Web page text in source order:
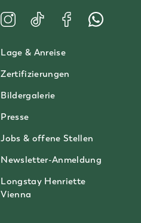
Lage & Anreise
Zertifizierungen
Bildergalerie
Presse
Jobs & offene Stellen
Newsletter-Anmeldung
Longstay Henriette
Vienna